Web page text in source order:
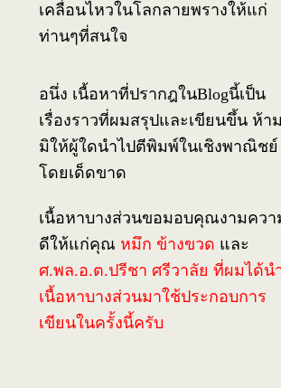
เคลื่อนไหวในโลกลายพรางให้แก่
ท่านๆที่สนใจ
อนึ่ง เนื้อหาที่ปรากฎในBlogนี้เป็น
เรื่องราวที่ผมสรุปและเขียนขึ้น ห้าม
มิให้ผู้ใดนำไปตีพิมพ์ในเชิงพาณิชย์
ดยเด็ดขาด
เนื้อหาบางส่วนขอมอบคุณงามควา
ดีให้แก่คุณ หมึก ข้างขวด ละ
ศ.พล.อ.ต.ปรีชา ศรีวาลัย ที่ผมได้น
เนื้อหาบางส่วนมาใช้ประกอบการ
เขียนในครั้งนี้ครับ